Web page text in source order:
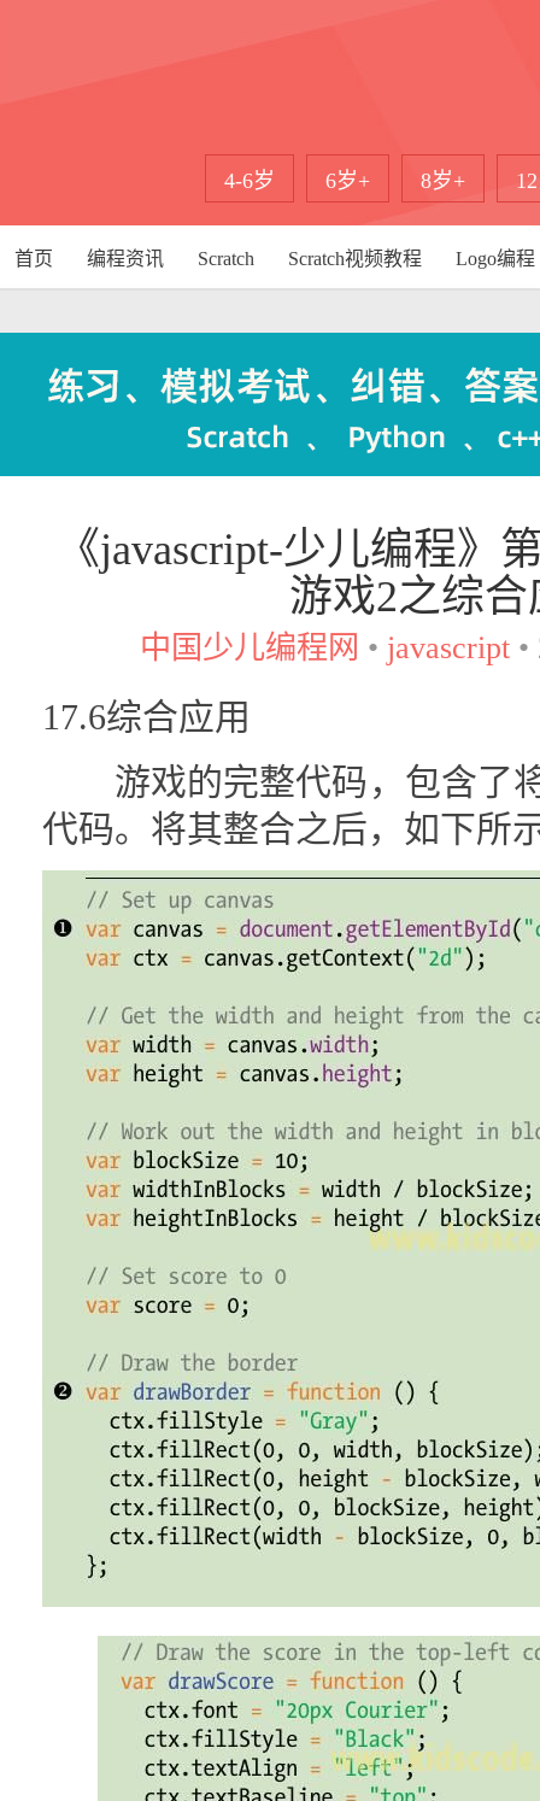
4-6岁 6岁+ 8岁+
首页 编程资讯 Scratch Scratch视频教程 Logo编程
《javascript-少儿编程》
游戏2之综合
中国少儿编程网 • javascript •
17.6综合应用
游戏的完整代码，包含了将
代码。将其整合之后，如下所